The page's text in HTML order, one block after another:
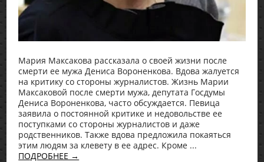
Мария Максакова рассказала о своей жизни после
смерти ее мужа Дениса Вороненкова. Вдова жалуется
на критику со стороны журналистов. Жизнь Марии
Максаковой после смерти мужа, депутата Госдумы
Дениса Вороненкова, часто обсуждается. Певица
заявила о постоянной критике и недовольстве ее
поступками со стороны журналистов и даже
родственников. Также вдова предложила покаяться
этим людям за клевету в ее адрес. Кроме ...
ПОДРОБНЕЕ →